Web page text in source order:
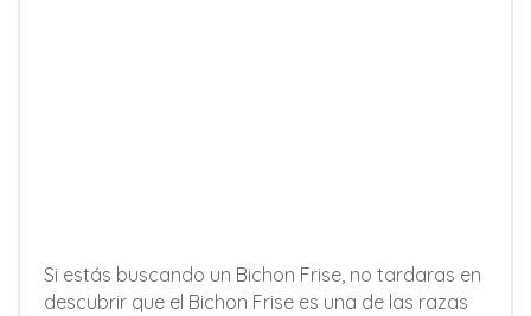
Si estás buscando un Bichon Frise, no tardaras en
descubrir que el Bichon Frise es una de las razas